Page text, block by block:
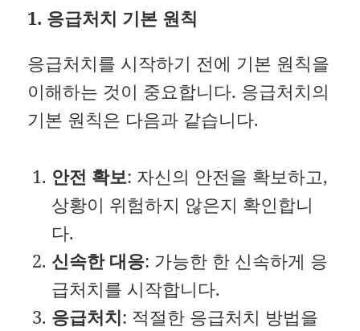
1. 응급처치 기본 원칙
응급처치를 시작하기 전에 기본 원칙을
이해하는 것이 중요합니다. 응급처치의
기본 원칙은 다음과 같습니다.
안전 확보: 자신의 안전을 확보하고,
상황이 위험하지 않은지 확인합니
다.
신속한 대응: 가능한 한 신속하게 응
급처치를 시작합니다.
응급처치: 적절한 응급처치 방법을